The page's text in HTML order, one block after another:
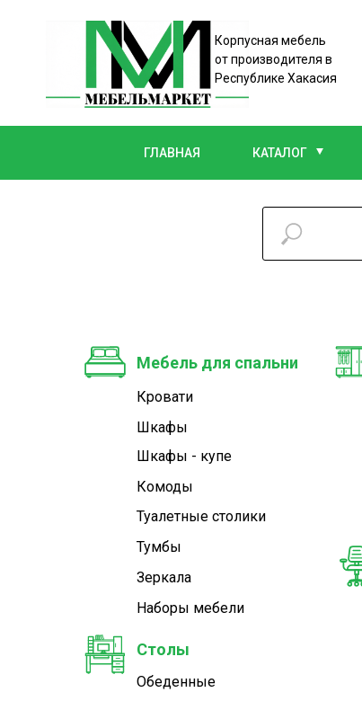
ГЛАВНАЯ КАТАЛОГ
Корпусная мебель
от производителя в
Республике Хакасия
Мебель для спальни
Столы
Кровати
Обеденные
Шкафы
Комоды
Шкафы - купе
Наборы мебели
Туалетные cтолики
Тумбы
Зеркала